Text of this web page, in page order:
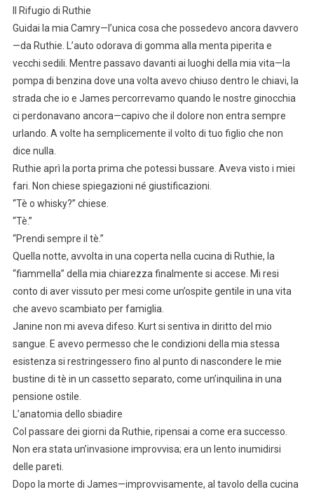
Il Rifugio di Ruthie
Guidai la mia Camry—l’unica cosa che possedevo ancora davvero
—da Ruthie. L’auto odorava di gomma alla menta piperita e
vecchi sedili. Mentre passavo davanti ai luoghi della mia vita—la
pompa di benzina dove una volta avevo chiuso dentro le chiavi, la
strada che io e James percorrevamo quando le nostre ginocchia
ci perdonavano ancora—capivo che il dolore non entra sempre
urlando. A volte ha semplicemente il volto di tuo figlio che non
dice nulla.
Ruthie aprì la porta prima che potessi bussare. Aveva visto i miei
fari. Non chiese spiegazioni né giustificazioni.
“Tè o whisky?” chiese.
“Tè.”
“Prendi sempre il tè.”
Quella notte, avvolta in una coperta nella cucina di Ruthie, la
“fiammella” della mia chiarezza finalmente si accese. Mi resi
conto di aver vissuto per mesi come un’ospite gentile in una vita
che avevo scambiato per famiglia.
Janine non mi aveva difeso. Kurt si sentiva in diritto del mio
sangue. E avevo permesso che le condizioni della mia stessa
esistenza si restringessero fino al punto di nascondere le mie
bustine di tè in un cassetto separato, come un’inquilina in una
pensione ostile.
L’anatomia dello sbiadire
Col passare dei giorni da Ruthie, ripensai a come era successo.
Non era stata un’invasione improvvisa; era un lento inumidirsi
delle pareti.
Dopo la morte di James—improvvisamente, al tavolo della cucina